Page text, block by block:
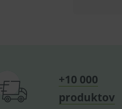
+10 000
produktov
ssupp.vid
lastVisitedProducts